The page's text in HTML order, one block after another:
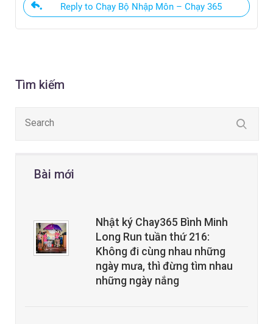
Tìm kiếm
Bài mới
Nhật ký Chay365 Bình Minh
Long Run tuần thứ 216:
Không đi cùng nhau những
ngày mưa, thì đừng tìm nhau
những ngày nắng
Reply to Chạy Bộ Nhập Môn – Chạy 365